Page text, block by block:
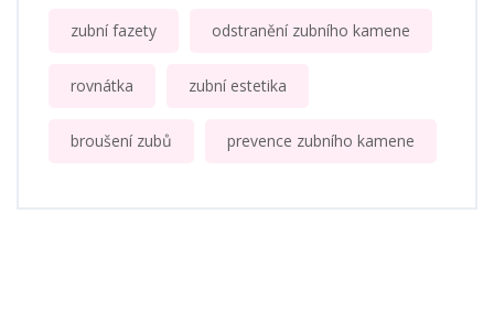
zubní fazety odstranění zubního kamene
rovnátka zubní estetika
broušení zubů prevence zubního kamene